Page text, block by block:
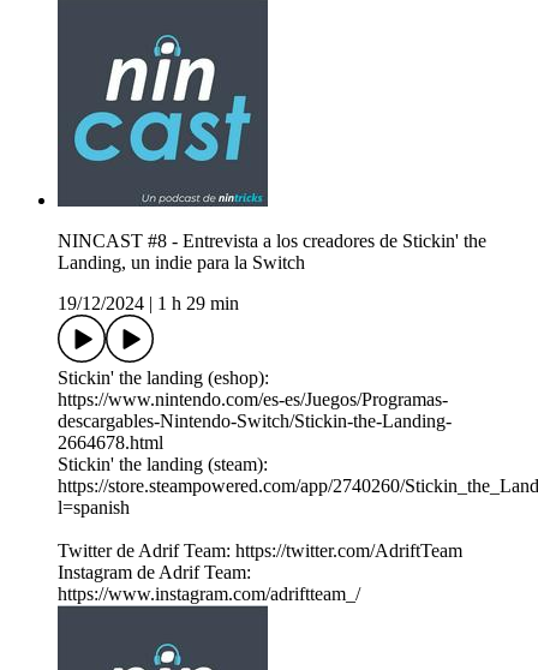
NINCAST #8 - Entrevista a los creadores de Stickin' the
Landing, un indie para la Switch
19/12/2024
1 h 29 min
Stickin' the landing (eshop):
https://www.nintendo.com/es-es/Juegos/Programas-
descargables-Nintendo-Switch/Stickin-the-Landing-
2664678.html
Stickin' the landing (steam):
https://store.steampowered.com/app/2740260/
l=spanish
Twitter de Adrif Team: https://twitter.com/AdriftTeam
Instagram de Adrif Team:
https://www.instagram.com/adriftteam_/